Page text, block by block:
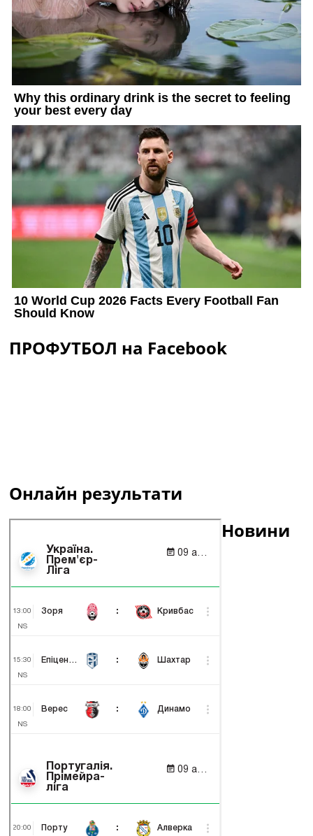
ПРОФУТБОЛ на Facebook
Онлайн результати
Новини